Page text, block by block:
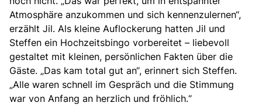
Atmosphäre anzukommen und sich kennenzulernen“,
erzählt Jil. Als kleine Auflockerung hatten Jil und
Steffen ein Hochzeitsbingo vorbereitet – liebevoll
gestaltet mit kleinen, persönlichen Fakten über die
Gäste. „Das kam total gut an“, erinnert sich Steffen.
„Alle waren schnell im Gespräch und die Stimmung
war von Anfang an herzlich und fröhlich.“